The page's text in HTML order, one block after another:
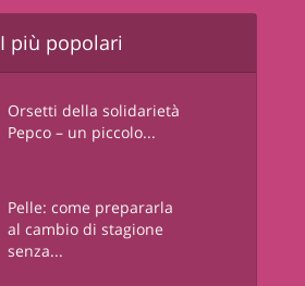
I più popolari
Orsetti della solidarietà
Pepco – un piccolo...
Pelle: come prepararla
al cambio di stagione
senza...